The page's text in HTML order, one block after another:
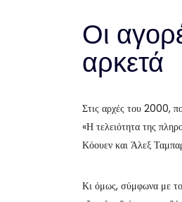
Οι
αρκετά
Στις αρχές του 2000,
«Η τελειότητα της
Κόουεν και Άλεξ
Κι όμως, σύμφωνα με